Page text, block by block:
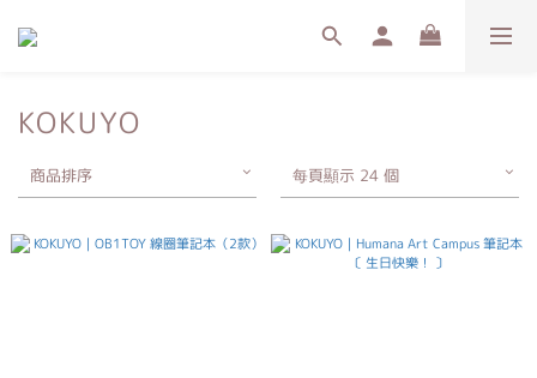
KOKUYO
商品排序 每頁顯示 24 個